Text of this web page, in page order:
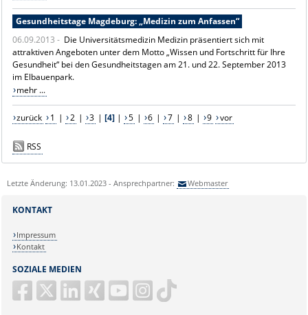
Gesundheitstage Magdeburg: „Medizin zum Anfassen“
06.09.2013 - Die Universitätsmedizin Medizin präsentiert sich mit
attraktiven Angeboten unter dem Motto „Wissen und Fortschritt für Ihre
Gesundheit“ bei den Gesundheitstagen am 21. und 22. September 2013
im Elbauenpark.
mehr ...
zurück 1 | 2 | 3 |[4] | 5 | 6 | 7 | 8 | 9 vor
RSS
Letzte Änderung: 13.01.2023 - Ansprechpartner: Webmaster
SOZIALE MEDIEN
KONTAKT
Impressum
Kontakt